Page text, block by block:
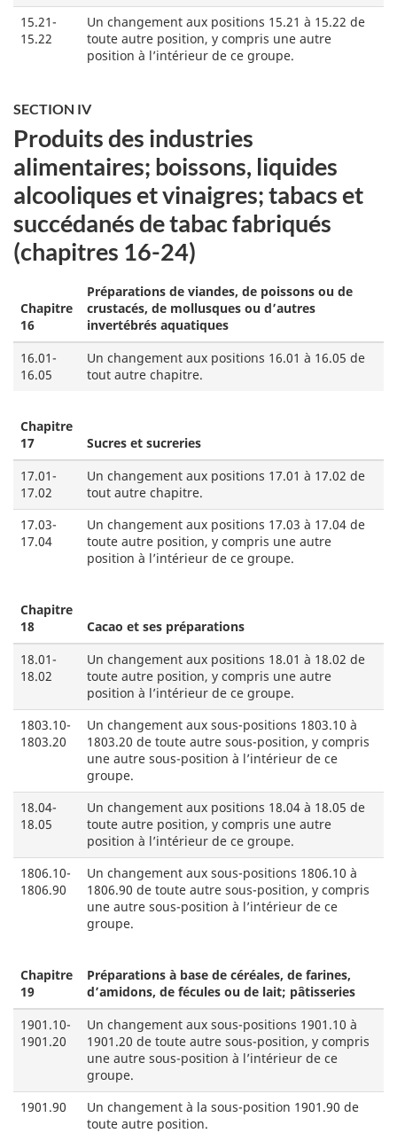
15.21-
15.22
Un changement aux positions 15.21 à 15.22 de
toute autre position, y compris une autre
position à l’intérieur de ce groupe.
SECTION IV
Produits des industries
alimentaires; boissons, liquides
alcooliques et vinaigres; tabacs et
succédanés de tabac fabriqués
(chapitres 16-24)
Chapitre
16
Préparations de viandes, de poissons ou de
crustacés, de mollusques ou d’autres
invertébrés aquatiques
16.01-
16.05
Un changement aux positions 16.01 à 16.05 de
tout autre chapitre.
Chapitre
17
Sucres et sucreries
17.01-
17.02
Un changement aux positions 17.01 à 17.02 de
tout autre chapitre.
17.03-
17.04
Un changement aux positions 17.03 à 17.04 de
toute autre position, y compris une autre
position à l’intérieur de ce groupe.
Chapitre
18
Cacao et ses préparations
18.01-
18.02
Un changement aux positions 18.01 à 18.02 de
toute autre position, y compris une autre
position à l’intérieur de ce groupe.
1803.10-
1803.20
Un changement aux sous-positions 1803.10 à
1803.20 de toute autre sous-position, y compris
une autre sous-position à l’intérieur de ce
groupe.
18.04-
18.05
Un changement aux positions 18.04 à 18.05 de
toute autre position, y compris une autre
position à l’intérieur de ce groupe.
1806.10-
1806.90
Un changement aux sous-positions 1806.10 à
1806.90 de toute autre sous-position, y compris
une autre sous-position à l’intérieur de ce
groupe.
Chapitre
19
Préparations à base de céréales, de farines,
d’amidons, de fécules ou de lait; pâtisseries
1901.10-
1901.20
Un changement aux sous-positions 1901.10 à
1901.20 de toute autre sous-position, y compris
une autre sous-position à l’intérieur de ce
groupe.
1901.90
Un changement à la sous-position 1901.90 de
toute autre position.